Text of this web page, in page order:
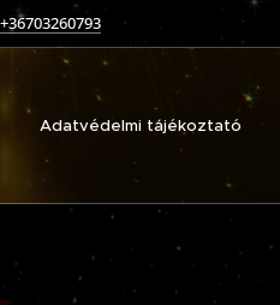
+36703260793
Adatvédelmi tájékoztató